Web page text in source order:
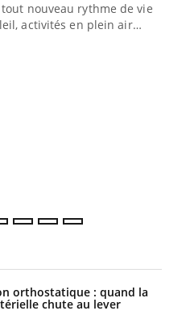
nouveau rythme de vie !
activités en plein air…
orthostatique : quand la
chute au lever